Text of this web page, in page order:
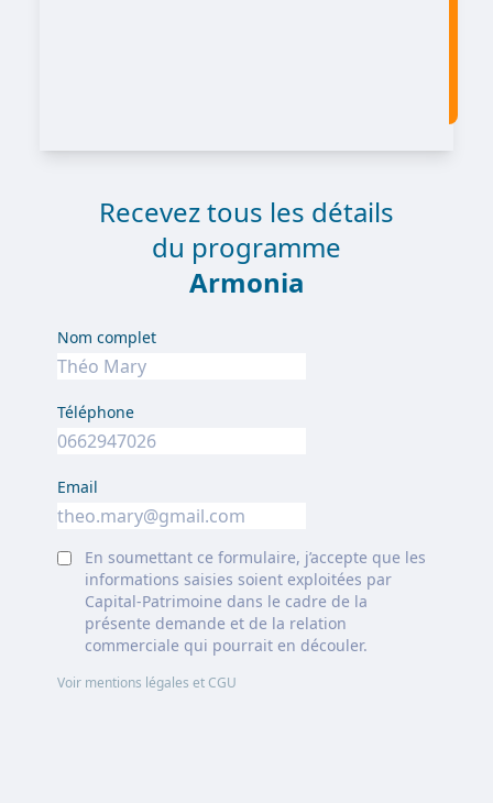
Recevez tous les détails
du programme
Armonia
Nom complet
Téléphone
Email
En soumettant ce formulaire, j’accepte que les
informations saisies soient exploitées par
Capital-Patrimoine dans le cadre de la
présente demande et de la relation
commerciale qui pourrait en découler.
Voir mentions légales et CGU